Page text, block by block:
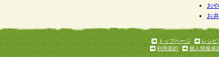
お
お
トップページ
レシピ
利用規約
個人情報保